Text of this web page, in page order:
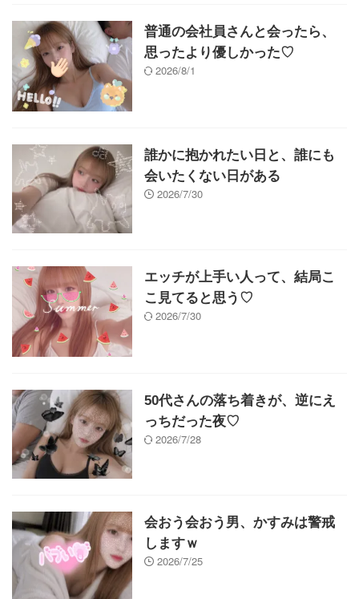
普通の会社員さんと会ったら、
思ったより優しかった♡
2026/8/1
誰かに抱かれたい日と、誰にも
会いたくない日がある
2026/7/30
エッチが上手い人って、結局こ
こ見てると思う♡
2026/7/30
50代さんの落ち着きが、逆にえ
っちだった夜♡
2026/7/28
会おう会おう男、かすみは警戒
しますｗ
2026/7/25